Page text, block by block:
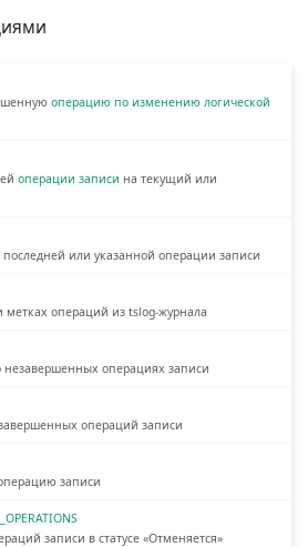
операцию по изменению логической
операции записи на текущий или
или указанной операции записи
метках операций из tslog-журнала
операциях записи
операций записи
записи
записи в статусе «Отменяется»